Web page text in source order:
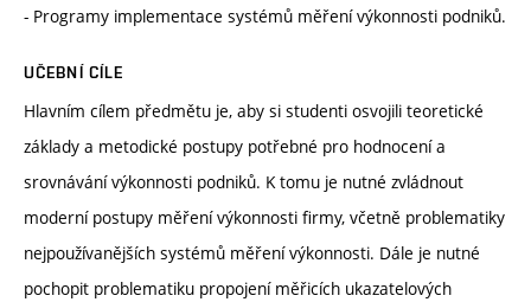
- Programy implementace systémů měření výkonnosti podniků.
UČEBNÍ CÍLE
Hlavním cílem předmětu je, aby si studenti osvojili teoretické
základy a metodické postupy potřebné pro hodnocení a
srovnávání výkonnosti podniků. K tomu je nutné zvládnout
moderní postupy měření výkonnosti firmy, včetně problematiky
nejpoužívanějších systémů měření výkonnosti. Dále je nutné
pochopit problematiku propojení měřicích ukazatelových